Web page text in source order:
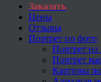
Заказать
Цены
Отзывы
Портрет по фото
Портрет на
Портрет
Картины